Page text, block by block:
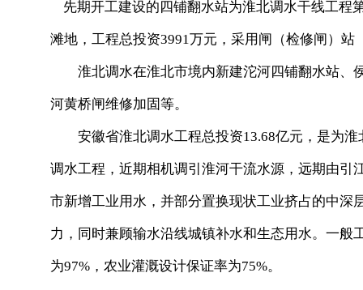
先期开工建设的四铺翻水站为淮北调水干线工程
滩地，工程总投资3991万元，采用闸（检修闸）站
淮北调水在淮北市境内新建沱河四铺翻水站、
河黄桥闸维修加固等。
安徽省淮北调水工程总投资13.68亿元，是为淮
调水工程，近期相机调引淮河干流水源，远期由
市新增工业用水，并部分置换现状工业挤占的中
力，同时兼顾输水沿线城镇补水和生态用水。一般
为97%，农业灌溉设计保证率为75%。